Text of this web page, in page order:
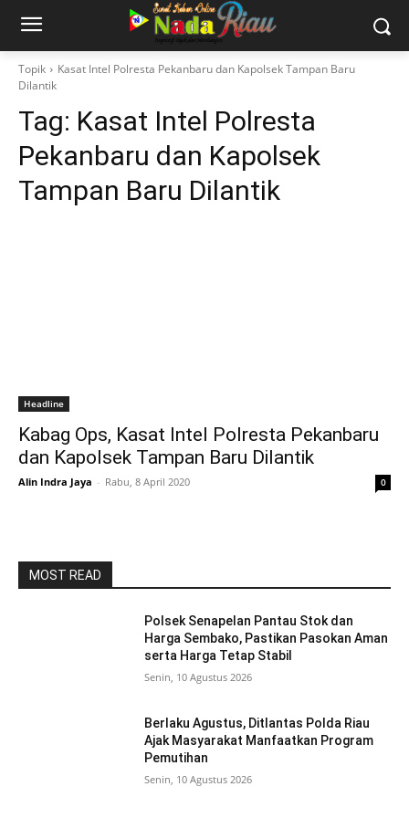
Topik
Kasat Intel Polresta Pekanbaru dan Kapolsek Tampan Baru
Dilantik
Tag: Kasat Intel Polresta
Pekanbaru dan Kapolsek
Tampan Baru Dilantik
Headline
Kabag Ops, Kasat Intel Polresta Pekanbaru
dan Kapolsek Tampan Baru Dilantik
Alin Indra Jaya - Rabu, 8 April 2020 0
MOST READ
Polsek Senapelan Pantau Stok dan
Harga Sembako, Pastikan Pasokan Aman
serta Harga Tetap Stabil
Senin, 10 Agustus 2026
Berlaku Agustus, Ditlantas Polda Riau
Ajak Masyarakat Manfaatkan Program
Pemutihan
Senin, 10 Agustus 2026